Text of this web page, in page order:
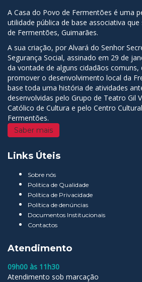
A Casa do Povo de Fermentões é uma
utilidade pública de base associativa
de Fermentões, Guimarães.
A sua criação, por Alvará do Senhor
Segurança Social, assinado em 29 de
da vontade de alguns cidadãos comuns,
promover o desenvolvimento local da
base toda uma história de atividades
desenvolvidas pelo Grupo de Teatro Gil
Católico de Cultura e pelo Centro
Fermentões.
Saber mais
Links Úteis
Sobre nós
Politica de Qualidade
Política de Privacidade
Política de denúncias
Documentos Institucionais
Contactos
Atendimento
09h00 às 11h30
Atendimento sob marcação